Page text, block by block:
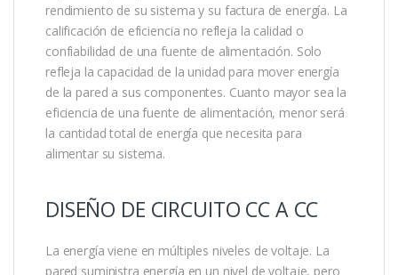
rendimiento de su sistema y su factura de energía. La
calificación de eficiencia no refleja la calidad o
confiabilidad de una fuente de alimentación. Solo
refleja la capacidad de la unidad para mover energía
de la pared a sus componentes. Cuanto mayor sea la
eficiencia de una fuente de alimentación, menor será
la cantidad total de energía que necesita para
alimentar su sistema.
DISEÑO DE CIRCUITO CC A CC
La energía viene en múltiples niveles de voltaje. La
pared suministra energía en un nivel de voltaje, pero